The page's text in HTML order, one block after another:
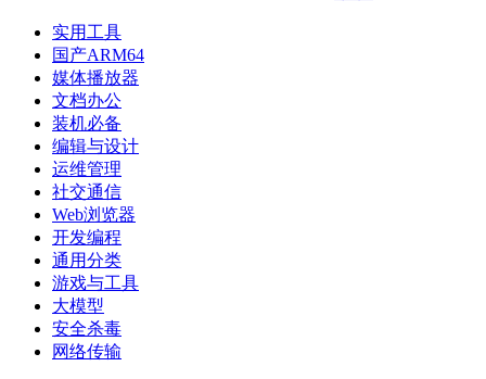
实用工具
国产ARM64
媒体播放器
文档办公
装机必备
编辑与设计
运维管理
社交通信
Web浏览器
开发编程
通用分类
游戏与工具
大模型
安全杀毒
网络传输